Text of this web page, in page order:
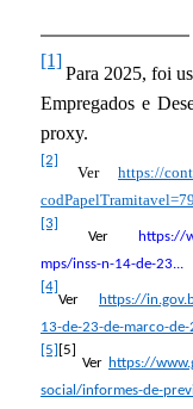
[1]
Para 2025, foi
Empregados e
proxy.
[2]
Ver https://
[3]
Ver
https://
mps/inss-n-14-de-23...
[4]
Ver
https://
13-de-23-de-marco-
[5] [5]
Ver https://
social/informes-de-